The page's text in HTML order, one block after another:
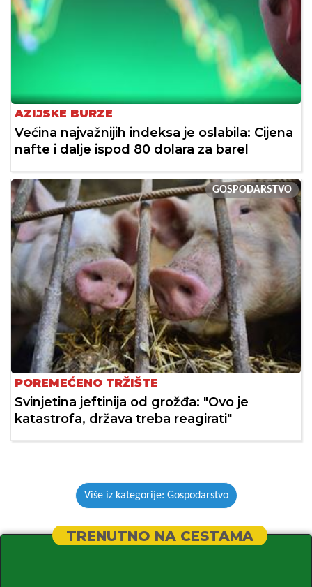
AZIJSKE BURZE
Većina najvažnijih indeksa je oslabila: Cijena
nafte i dalje ispod 80 dolara za barel
GOSPODARSTVO
POREMEĆENO TRŽIŠTE
Svinjetina jeftinija od grožđa: "Ovo je
katastrofa, država treba reagirati"
Više iz kategorije: Gospodarstvo
TRENUTNO NA CESTAMA